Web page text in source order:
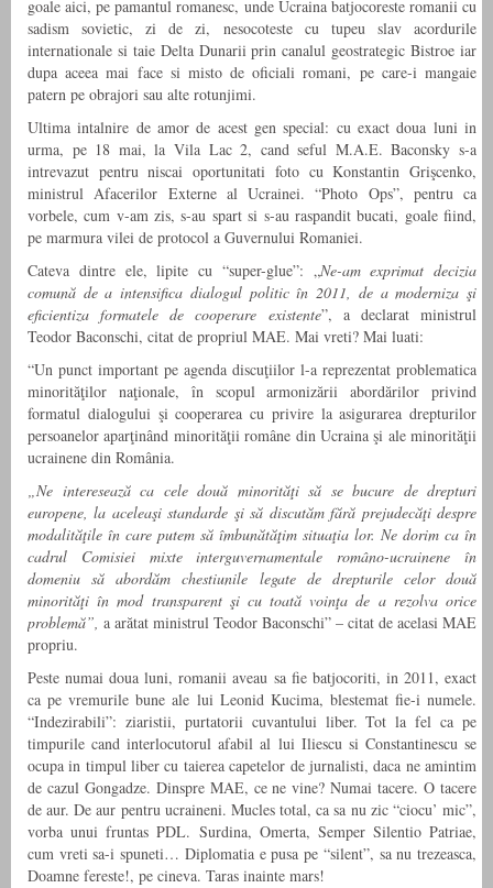
goale aici, pe pamantul romanesc, unde Ucraina batjocoreste romanii cu
sadism sovietic, zi de zi, nesocoteste cu tupeu slav acordurile
internationale si taie Delta Dunarii prin canalul geostrategic Bistroe iar
dupa aceea mai face si misto de oficiali romani, pe care-i mangaie
patern pe obrajori sau alte rotunjimi.
Ultima intalnire de amor de acest gen special: cu exact doua luni in
urma, pe 18 mai, la Vila Lac 2, cand seful M.A.E. Baconsky s-a
intrevazut pentru niscai oportunitati foto cu Konstantin Grişcenko,
ministrul Afacerilor Externe al Ucrainei. “Photo Ops”, pentru ca
vorbele, cum v-am zis, s-au spart si s-au raspandit bucati, goale fiind,
pe marmura vilei de protocol a Guvernului Romaniei.
Cateva dintre ele, lipite cu “super-glue”: „Ne-am exprimat decizia
comună dea intensifica dialogul politic în 2011, de a moderniza şi
eficientiza formatele de cooperare existente”, a declarat ministrul
Teodor Baconschi, citat de propriul MAE. Mai vreti? Mai luati:
“Un punct important pe agenda discuţiilor l-a reprezentat problematica
minorităţilor naţionale, în scopul armonizării abordărilor privind
formatul dialogului şi cooperarea cu privire la asigurarea drepturilor
persoanelor aparţinând minorităţii române din Ucraina şi ale minorităţii
ucrainene din România.
„Ne interesează ca cele două minorităţi să se bucure de drepturi
europene, la aceleaşi standarde şi să discutăm fără prejudecăţi despre
modalităţile în care putem să îmbunătăţim situaţia lor. Ne dorim ca în
cadrul Comisiei mixte interguvernamentale româno-ucrainene în
domeniu să abordăm chestiunile legate de drepturile celor două
minorităţi în mod transparent şi cu toată voinţa de a rezolva orice
problemă”, a arătat ministrul Teodor Baconschi” – citat de acelasi MAE
propriu.
Peste numai doua luni, romanii aveau sa fie batjocoriti, in 2011, exact
ca pe vremurile bune ale lui Leonid Kucima, blestemat fie-i numele.
“Indezirabili”: ziaristii, purtatorii cuvantului liber. Tot la fel ca pe
timpurile cand interlocutorul afabil al lui Iliescu si Constantinescu se
ocupa in timpul liber cu taierea capetelor de jurnalisti, daca ne amintim
de cazul Gongadze. Dinspre MAE, ce ne vine? Numai tacere. O tacere
de aur. De aur pentru ucraineni. Mucles total, ca sa nu zic “ciocu’ mic”,
vorba unui fruntas PDL. Surdina, Omerta, Semper Silentio Patriae,
cum vreti sa-i spuneti… Diplomatia e pusa pe “silent”, sa nu trezeasca,
Doamne fereste!, pe cineva. Taras inainte mars!